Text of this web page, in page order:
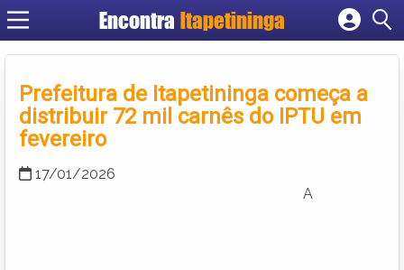
Encontra Itapetininga
Cadastrar empresa
Criar conta
Prefeitura de Itapetininga começa a
distribuir 72 mil carnês do IPTU em
fevereiro
17/01/2026
A